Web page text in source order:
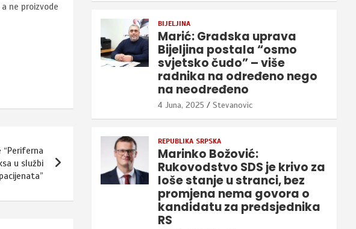
ne proizvode
“Periferna
u službi
pacijenata”
BIJELJINA
Marić: Gradska uprava
Bijeljina postala “osmo
svjetsko čudo” – više
radnika na određeno nego
na neodređeno
4 Juna, 2025 Stevanovic
REPUBLIKA SRPSKA
Marinko Božović:
Rukovodstvo SDS je krivo za
loše stanje u stranci, bez
promjena nema govora o
kandidatu za predsjednika
RS